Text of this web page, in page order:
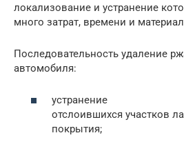
локализование и устранение
много затрат, времени и
Последовательность удаление
автомобиля:
устранение
отслоившихся участков
покрытия;